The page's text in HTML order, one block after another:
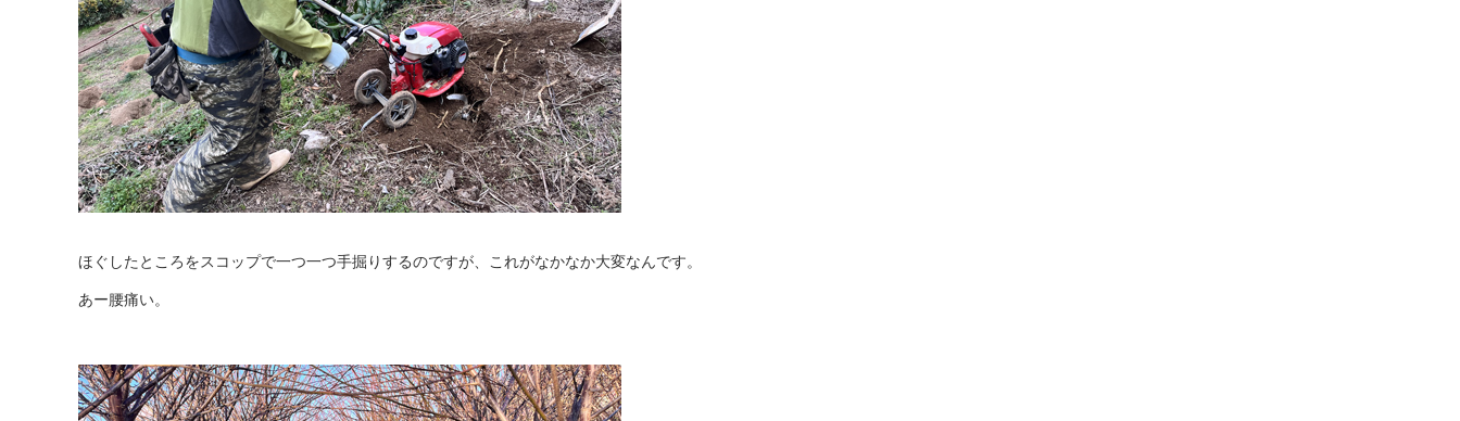
ほぐしたところをスコップで一つ一つ手掘りするのですが、これがなかなか大変なんです。
あー腰痛い。